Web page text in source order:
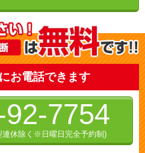
お電話できます
7754
連休除く※日曜日完全予約制)